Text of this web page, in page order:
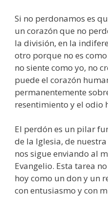
Si no perdonamos es
un corazón que no
la división, en la
otro porque no es
no siente como yo, no
puede el corazón
permanentemente
resentimiento y el odio
El perdón es un pilar
de la Iglesia, de
nos sigue enviando al
Evangelio. Esta tarea
hoy como un don y un
con entusiasmo y con